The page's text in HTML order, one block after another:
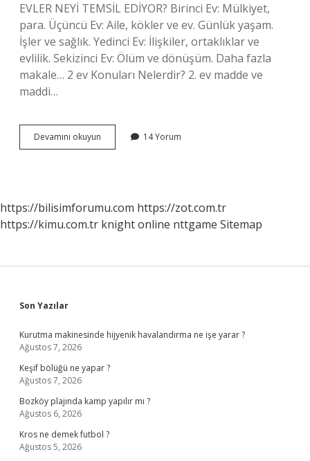
EVLER NEYİ TEMSİL EDİYOR? Birinci Ev: Mülkiyet,
para. Üçüncü Ev: Aile, kökler ve ev. Günlük yaşam.
İşler ve sağlık. Yedinci Ev: İlişkiler, ortaklıklar ve
evlilik. Sekizinci Ev: Ölüm ve dönüşüm. Daha fazla
makale… 2 ev Konuları Nelerdir? 2. ev madde ve
maddi…
Devamını okuyun
Ev
14 Yorum
https://bilisimforumu.com https://zot.com.tr
https://kimu.com.tr knight online nttgame Sitemap
Sidebar
Son Yazılar
Kurutma makinesinde hijyenik havalandırma ne işe yarar ?
Ağustos 7, 2026
Keşif bölüğü ne yapar ?
Ağustos 7, 2026
Bozköy plajında kamp yapılır mı ?
Ağustos 6, 2026
Kros ne demek futbol ?
Ağustos 5, 2026